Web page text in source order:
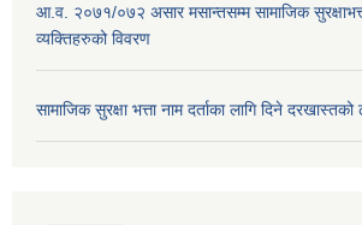
आ.व. २०७१/०७२ असार मसान्तसम्म सामाजिक
व्यक्तिहरुको विवरण
सामाजिक सुरक्षा भत्ता नाम दर्ताका लागि दिने दरखास्तको